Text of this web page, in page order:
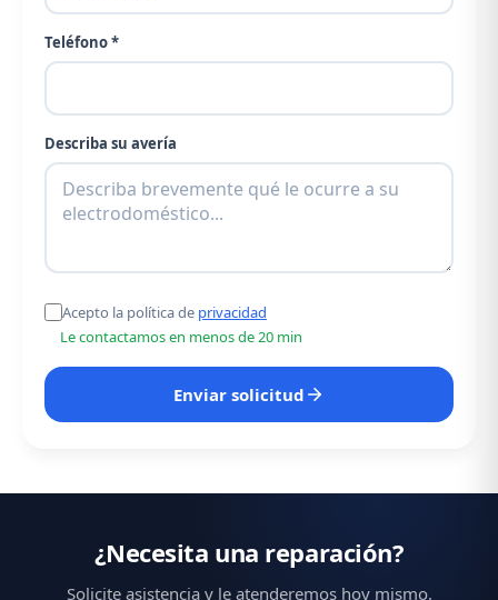
Teléfono *
Describa su avería
Acepto la política de privacidad
Le contactamos en menos de 20 min
Enviar solicitud
¿Necesita una reparación?
Solicite asistencia y le atenderemos hoy mismo.